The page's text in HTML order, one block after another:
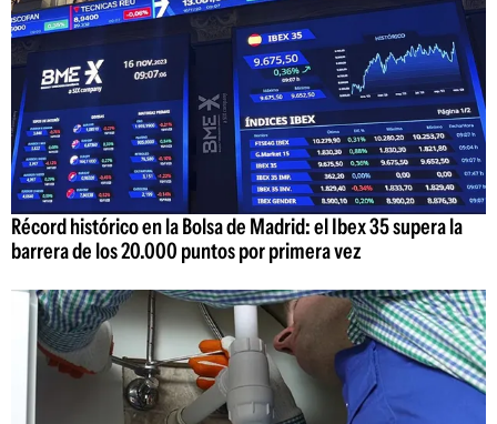
Récord histórico en la Bolsa de Madrid: el Ibex 35 supera la
barrera de los 20.000 puntos por primera vez